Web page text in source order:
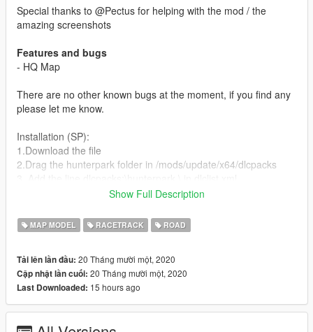
Special thanks to @Pectus for helping with the mod / the
amazing screenshots
Features and bugs
- HQ Map
There are no other known bugs at the moment, if you find any
please let me know.
Installation (SP):
1.Download the file
2.Drag the hunterpark folder in /mods/update/x64/dlcpacks
(mods/update/update.rpf/common/data)
Installation (FiveM):
1.Download the file
3. Add the line start hunterpark in server.cfg
Original Model: Assetto Corsa
Show Full Description
MAP MODEL RACETRACK ROAD
Tải lên lần đầu: 20 Tháng mười một, 2020
Cập nhật lần cuối: 20 Tháng mười một, 2020
Last Downloaded: 15 hours ago